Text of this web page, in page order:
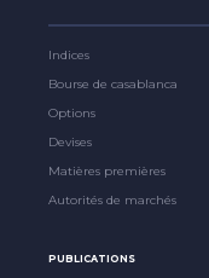
Indices
Bourse de casablanca
Options
Devises
Matières premières
Autorités de marchés
PUBLICATIONS